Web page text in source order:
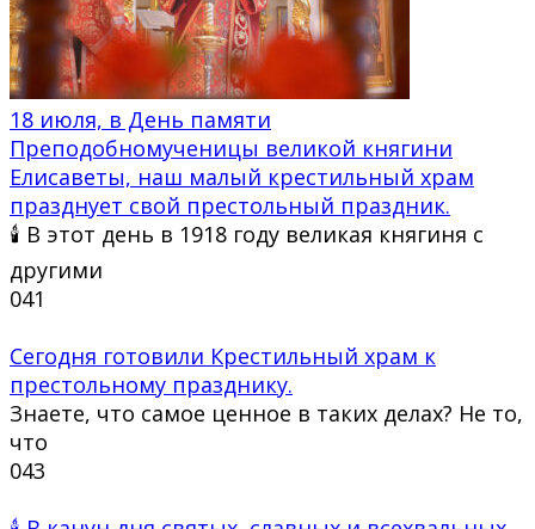
18 июля, в День памяти
Преподобномученицы великой княгини
Елисаветы, наш малый крестильный храм
празднует свой престольный праздник.
🕯 В этот день в 1918 году великая княгиня с
другими
041
Сегодня готовили Крестильный храм к
престольному празднику.
Знаете, что самое ценное в таких делах? Не то,
что
043